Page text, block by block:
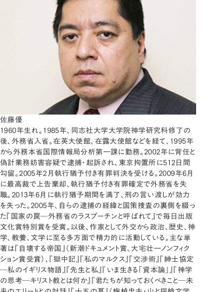
佐藤優
1960年生れ。1985年、同志社大学大学院神学研究科修了の
後、外務省入省。在英大使館、在露大使館などを経て、1995年
から外務本省国際情報局分析第一課に勤務。2002年に背任と
偽計業務妨害容疑で逮捕・起訴され、東京拘置所に512日間
勾留。2005年2月執行猶予付き有罪判決を受ける。2009年6月
に最高裁で上告棄却、執行猶予付き有罪確定で外務省を失
職。2013年6月に執行猶予期間を満了、刑の言い渡しが効力
を失った。2005年、自らの逮捕の経緯と国策捜査の裏側を綴っ
た『国家の罠─外務省のラスプーチンと呼ばれて』で毎日出版
文化賞特別賞を受賞。以後、作家として外交から政治、歴史、神
学、教養、文学に至る多方面で精力的に活動している。主な単
著は『自壊する帝国』（新潮ドキュメント賞、大宅壮一ノンフィク
ション賞受賞）、『獄中記』『私のマルクス』『交渉術』『紳士協定
─私のイギリス物語』『先生と私』『いま生きる「資本論」』『神学
の思考─キリスト教とは何か』『君たちが知っておくべきこと─未